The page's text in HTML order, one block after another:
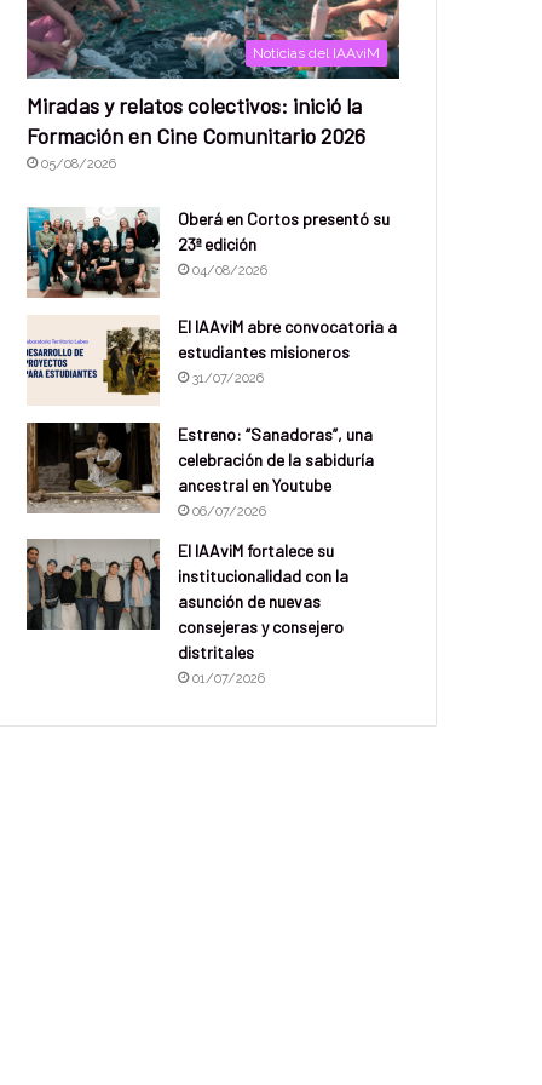
Noticias del IAAviM
Miradas y relatos colectivos: inició la
Formación en Cine Comunitario 2026
05/08/2026
Oberá en Cortos presentó su
23ª edición
04/08/2026
El IAAviM abre convocatoria a
estudiantes misioneros
31/07/2026
Estreno: “Sanadoras”, una
celebración de la sabiduría
ancestral en Youtube
06/07/2026
El IAAviM fortalece su
institucionalidad con la
asunción de nuevas
consejeras y consejero
distritales
01/07/2026